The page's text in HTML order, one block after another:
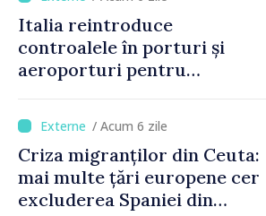
Italia reintroduce
controalele în porturi și
aeroporturi pentru
crizei migranților din Ceuta
/ Acum 6 zile
Criza migranților din Ceuta:
mai multe țări europene cer
excluderea Spaniei din